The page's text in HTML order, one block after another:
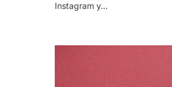
Instagram y…